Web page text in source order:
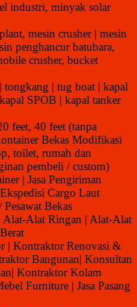
industri, minyak solar
mesin crusher | mesin
penghancur batubara,
crusher, bucket
tongkang | tug boat | kapal
SPOB | kapal tanker
feet, 40 feet (tanpa
Bekas Modifikasi
toilet, rumah dan
pembeli / custom)
| Jasa Pengiriman
Cargo Laut
Bekas
Alat-Alat Ringan | Alat-Alat
| Kontraktor Renovasi &
Bangunan| Konsultan
Kontraktor Kolam
Furniture | Jasa Pasang